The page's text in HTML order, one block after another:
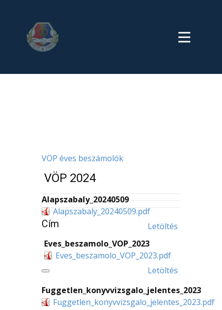
VÖP éves beszámolók
VÖP 2024
Alapszabaly_20240509
Alapszabaly_20240509.pdf
Letöltés
Eves_beszamolo_VOP_2023
Eves_beszamolo_VOP_2023.pdf
Letöltés
Fuggetlen_konyvvizsgalo_jelentes_2023
Fuggetlen_konyvvizsgalo_jelentes_2023.pdf
Cím